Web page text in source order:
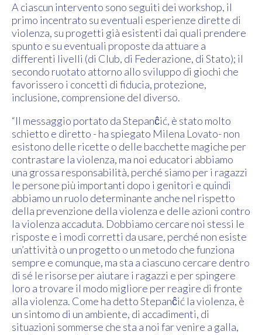
A ciascun intervento sono seguiti dei workshop, il
primo incentrato su eventuali esperienze dirette di
violenza, su progetti già esistenti dai quali prendere
spunto e su eventuali proposte da attuare a
differenti livelli (di Club, di Federazione, di Stato); il
secondo ruotato attorno allo sviluppo di giochi che
favorissero i concetti di fiducia, protezione,
inclusione, comprensione del diverso.
“Il messaggio portato da Stepanĉić, è stato molto
schietto e diretto - ha spiegato Milena Lovato- non
esistono delle ricette o delle bacchette magiche per
contrastare la violenza, ma noi educatori abbiamo
una grossa responsabilità, perché siamo per i ragazzi
le persone più importanti dopo i genitori e quindi
abbiamo un ruolo determinante anche nel rispetto
della prevenzione della violenza e delle azioni contro
la violenza accaduta. Dobbiamo cercare noi stessi le
risposte e i modi corretti da usare, perché non esiste
un’attività o un progetto o un metodo che funziona
sempre e comunque, ma sta a ciascuno cercare dentro
di sé le risorse per aiutare i ragazzi e per spingere
loro a trovare il modo migliore per reagire di fronte
alla violenza. Come ha detto Stepanĉić la violenza, è
un sintomo di un ambiente, di accadimenti, di
situazioni sommerse che sta a noi far venire a galla,